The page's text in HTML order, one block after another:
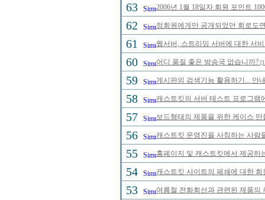
63 2006년 1월 18일자 회원 포인트
62 정회원에게만 공개되었던 회로도
61 웹서버, 스트리밍 서버에 대한 서
60 어디 품질 좋은 방송국 없습니까?
59 게시판의 검색기능 활용하기... 안
58 캐스트킷의 서버 테스트 프로그램
57 보드형태의 제품을 위한 케이스
56 캐스트킷 운영진을 사칭하는 사
55 홈페이지 및 캐스트킷에서 제공
54 캐스트킷 사이트의 페쇄에 대한
53 여름철 전화회선과 관련된 제품